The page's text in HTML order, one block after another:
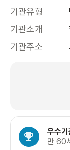
기관유형
기관소개
기관주소
우수
만 60